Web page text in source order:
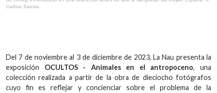
Carlota Saorsa.
Del 7 de noviembre al 3 de diciembre de 2023, La Nau presenta la
exposición OCULTOS - Animales en el antropoceno, una
colección realizada a partir de la obra de dieciocho fotógrafos
cuyo fin es reflejar y concienciar sobre el problema de la